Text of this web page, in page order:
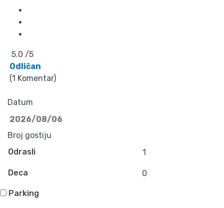
5.0 /5
Odličan
(1 Komentar)
Datum
Broj gostiju
Odrasli
Deca
Parking